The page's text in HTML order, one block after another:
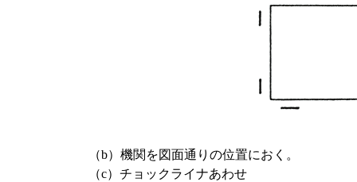
（b）機関を図面通りの位置におく。
（c）チョックライナあわせ